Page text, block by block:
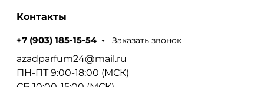
Контакты
+7 (903) 185-15-54 Заказать звонок
azadparfum24@mail.ru
ПН-ПТ 9:00-18:00 (МСК)